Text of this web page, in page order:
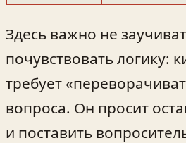
Здесь важно не
почувствовать логику:
требует
вопроса. Он просит
и поставить